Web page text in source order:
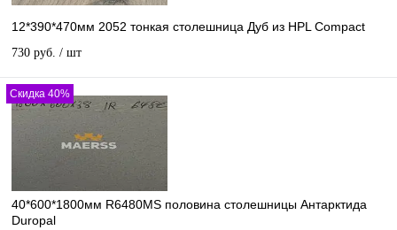
12*390*470мм 2052 тонкая столешница Дуб из HPL Compact
730 руб. / шт
Скидка 40%
40*600*1800мм R6480MS половина столешницы Антарктида
Duropal